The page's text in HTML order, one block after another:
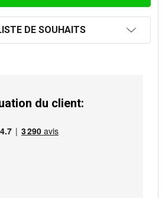
DE SOUHAITS
du client: